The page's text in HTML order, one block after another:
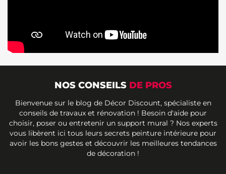
NOS CONSEILS DE PROS
Bienvenue sur le blog de Décor Discount, spécialiste en
conseils de travaux et rénovation ! Besoin d'aide pour
choisir, poser ou entretenir un support mural ? Nos experts
vous libèrent ici tous leurs secrets peinture intérieure pour
avoir les bons gestes et découvrir les meilleures tendances
de décoration !